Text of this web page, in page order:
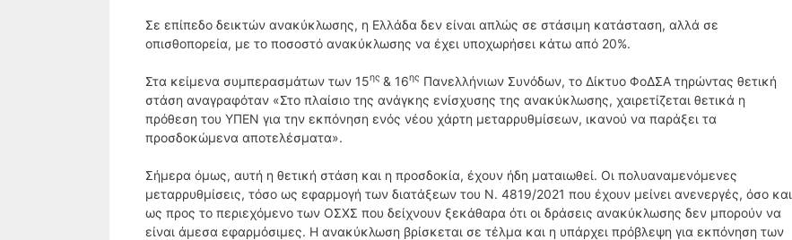
Σε επίπεδο δεικτών ανακύκλωσης, η Ελλάδα δεν είναι απλώς σε στάσιμη κατάσταση, αλλά σε
οπισθοπορεία, με το ποσοστό ανακύκλωσης να έχει υποχωρήσει κάτω από 20%.
Στα κείμενα συμπερασμάτων των 15ης & 16ης Πανελλήνιων Συνόδων, το Δίκτυο ΦοΔΣΑ τηρώντας θετική
στάση αναγραφόταν «Στο πλαίσιο της ανάγκης ενίσχυσης της ανακύκλωσης, χαιρετίζεται θετικά η
πρόθεση του ΥΠΕΝ για την εκπόνηση ενός νέου χάρτη μεταρρυθμίσεων, ικανού να παράξει τα
προσδοκώμενα αποτελέσματα».
Σήμερα όμως, αυτή η θετική στάση και η προσδοκία, έχουν ήδη ματαιωθεί. Οι πολυαναμενόμενες
μεταρρυθμίσεις, τόσο ως εφαρμογή των διατάξεων του Ν. 4819/2021 που έχουν μείνει ανενεργές, όσο και
ως προς το περιεχόμενο των ΟΣΧΣ που δείχνουν ξεκάθαρα ότι οι δράσεις ανακύκλωσης δεν μπορούν να
είναι άμεσα εφαρμόσιμες. Η ανακύκλωση βρίσκεται σε τέλμα και η υπάρχει πρόβλεψη για εκπόνηση των